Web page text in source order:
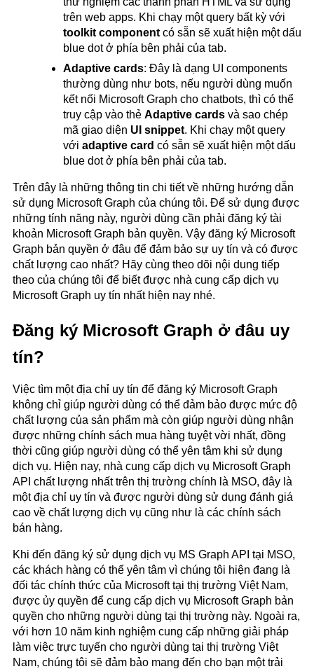
trên web apps. Khi chạy một query bất kỳ với
toolkit component có sẵn sẽ xuất hiện một dấu
blue dot ở phía bên phải của tab.
Adaptive cards: Đây là dạng UI components
thường dùng như bots, nếu người dùng muốn
kết nối Microsoft Graph cho chatbots, thì có thể
truy cập vào thẻ Adaptive cards và sao chép
mã giao diện UI snippet. Khi chạy một query
với adaptive card có sẵn sẽ xuất hiện một dấu
blue dot ở phía bên phải của tab.
Trên đây là những thông tin chi tiết về những hướng dẫn
sử dụng Microsoft Graph của chúng tôi. Để sử dụng được
những tính năng này, người dùng cần phải đăng ký tài
khoản Microsoft Graph bản quyền. Vậy đăng ký Microsoft
Graph bản quyền ở đâu để đảm bảo sự uy tín và có được
chất lượng cao nhất? Hãy cùng theo dõi nội dung tiếp
theo của chúng tôi để biết được nhà cung cấp dịch vụ
Microsoft Graph uy tín nhất hiện nay nhé.
Đăng ký Microsoft Graph ở đâu uy
tín?
Việc tìm một địa chỉ uy tín để đăng ký Microsoft Graph
không chỉ giúp người dùng có thể đảm bảo được mức độ
chất lượng của sản phẩm mà còn giúp người dùng nhận
được những chính sách mua hàng tuyệt vời nhất, đồng
thời cũng giúp người dùng có thể yên tâm khi sử dụng
dịch vụ. Hiện nay, nhà cung cấp dịch vụ Microsoft Graph
API chất lượng nhất trên thị trường chính là MSO, đây là
một địa chỉ uy tín và được người dùng sử dụng đánh giá
cao về chất lượng dịch vụ cũng như là các chính sách
bán hàng.
Khi đến đăng ký sử dụng dịch vụ MS Graph API tại MSO,
các khách hàng có thể yên tâm vì chúng tôi hiện đang là
đối tác chính thức của Microsoft tại thị trường Việt Nam,
được ủy quyền để cung cấp dịch vụ Microsoft Graph bản
quyền cho những người dùng tại thị trường này. Ngoài ra,
với hơn 10 năm kinh nghiệm cung cấp những giải pháp
làm việc trực tuyến cho người dùng tại thị trường Việt
Nam, chúng tôi sẽ đảm bảo mang đến cho bạn một trải